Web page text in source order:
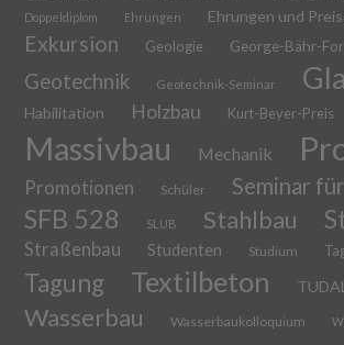
Doppeldiplom Ehrungen Ehrungen und
Exkursion Geologie George-Bähr-
Geotechnik Geotechnik-Seminar
Habilitation Holzbau Kurt-Beyer-Preis
Massivbau Mechanik
Promotionen Schüler Seminar
SFB 528 SLUB Stahlbau
Straßenbau Studenten Studium
Tagung Textilbeton
Wasserbau Wasserbaukolloquium